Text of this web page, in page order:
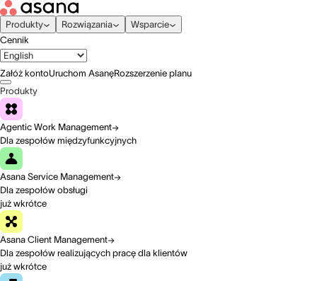
Produkty Rozwiązania
Wsparcie
Cennik
Załóż kontoUruchom AsanęRozszerzenie planu
Produkty
Agentic Work Management
Dla zespołów międzyfunkcyjnych
Asana Service Management
Dla zespołów obsługi
już wkrótce
Asana Client Management
Dla zespołów realizujących pracę dla klientów
już wkrótce